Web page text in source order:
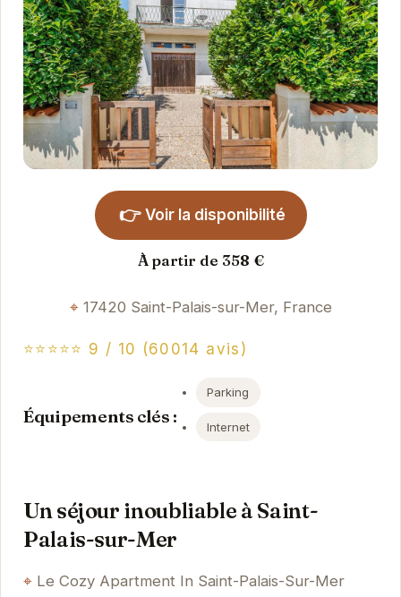
👉 Voir la disponibilité
À partir de 358 €
17420 Saint-Palais-sur-Mer, France
⭐⭐⭐⭐⭐ 9 / 10 (60014 avis)
Équipements clés :
Parking
Internet
Un séjour inoubliable à Saint-
Palais-sur-Mer
Le Cozy Apartment In Saint-Palais-Sur-Mer